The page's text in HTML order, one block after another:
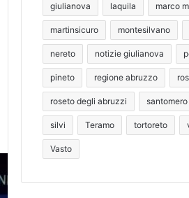
giulianova laquila marco
martinsicuro montesilvano
nereto notizie giulianova
pineto regione abruzzo
roseto degli abruzzi santomero
silvi Teramo tortoreto
Vasto